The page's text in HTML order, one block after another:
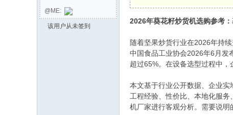
@ME:
该用户从未签到
2026年葵花籽炒货机选购参考
随着坚果炒货行业在2026年持
中国食品工业协会2026年6月发
超过65%。在设备选型过程中
本文基于行业公开数据、企业实
工程经验、性价比、本地化服
机厂家进行客观分析。需要说明